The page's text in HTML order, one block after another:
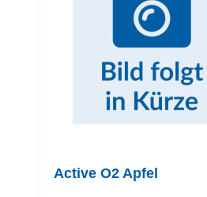
Active O2 Apfel